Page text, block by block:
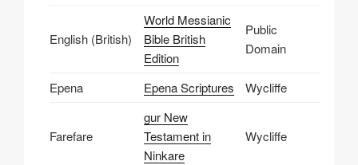
English (British)
World Messianic
Bible British
Edition
Public
Domain
Epena Epena Scriptures Wycliffe
Farefare
gur New
Testament in
Ninkare
Wycliffe